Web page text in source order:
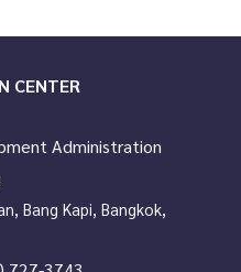
CENTER
Administration
Bang Kapi, Bangkok,